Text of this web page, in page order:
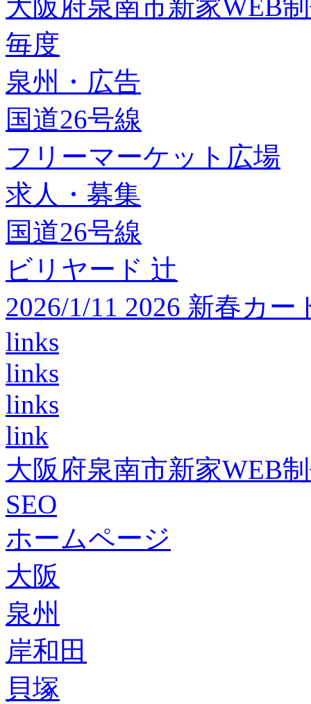
大阪府泉南市新家WEB
毎度
泉州・広告
国道26号線
フリーマーケット広場
求人・募集
国道26号線
ビリヤード 辻
2026/1/11 2026 新春カ
links
links
links
link
大阪府泉南市新家WEB
SEO
ホームページ
大阪
泉州
岸和田
貝塚